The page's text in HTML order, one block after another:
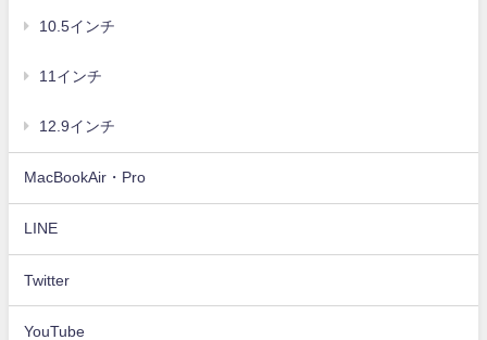
10.5インチ
11インチ
12.9インチ
MacBookAir・Pro
LINE
Twitter
YouTube